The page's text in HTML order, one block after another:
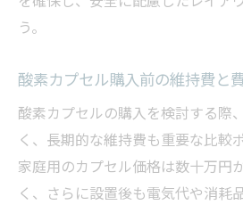
う。
酸素カプセル購入前の維持費と
酸素カプセルの購入を検討する際
く、長期的な維持費も重要な比較
家庭用のカプセル価格は数十万円
く、さらに設置後も電気代や消耗